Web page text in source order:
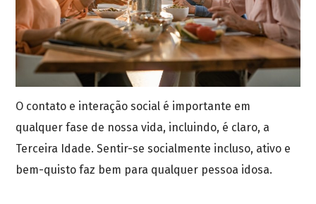
O contato e interação social é importante em
qualquer fase de nossa vida, incluindo, é claro, a
Terceira Idade. Sentir-se socialmente incluso, ativo e
bem-quisto faz bem para qualquer pessoa idosa.